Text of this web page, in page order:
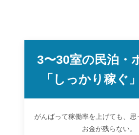
3〜30室の民泊・
「しっかり稼ぐ
がんばって稼働率を上げても、思
お金が残らない。